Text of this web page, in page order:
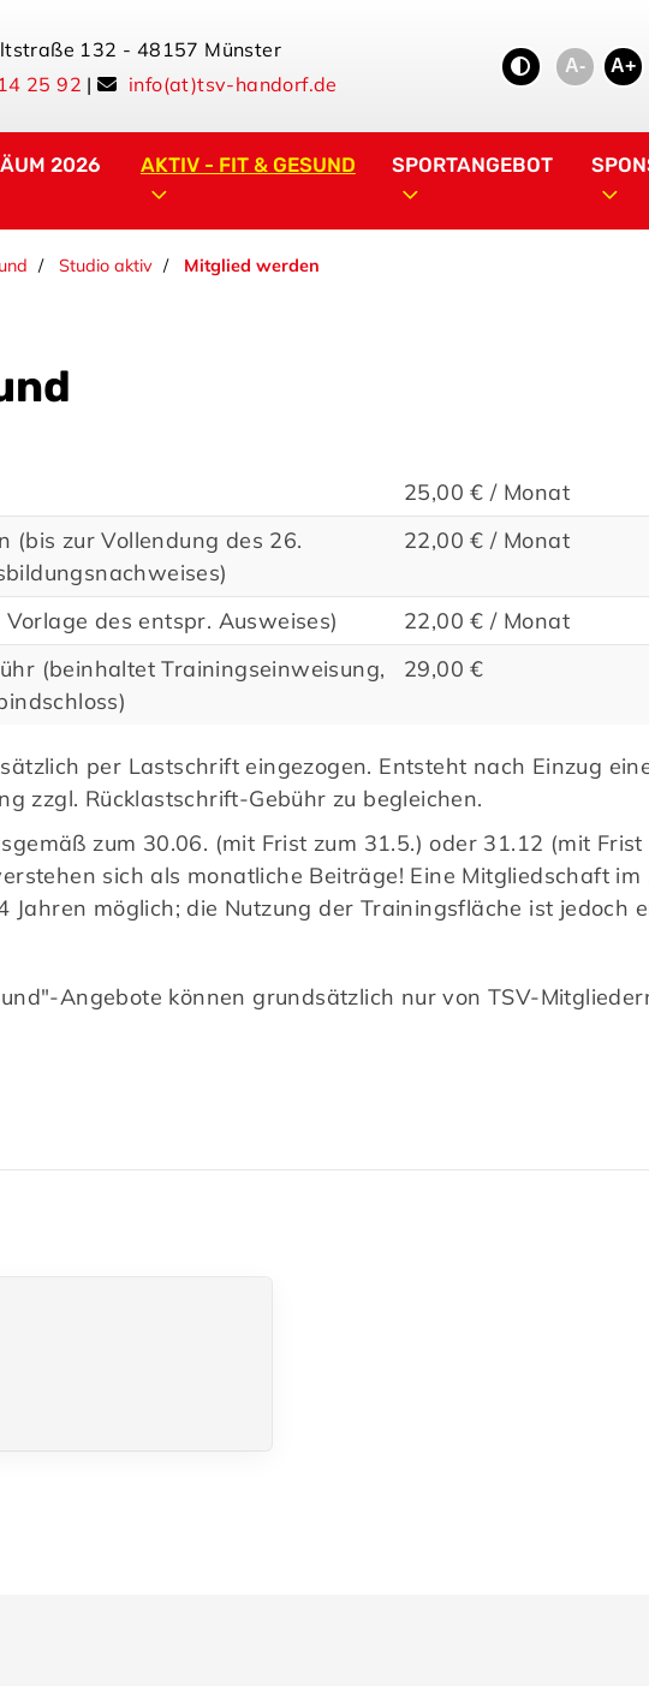
132 - 48157 Münster
25 92 | info(at)tsv-handorf.de
A- A+
2026 AKTIV - FIT & GESUND SPORTANGEBOT
Studio aktiv Mitglied werden
25,00 € / Monat
(bis zur Vollendung des 26.
22,00 € / Monat
des entspr. Ausweises)
22,00 € / Monat
(beinhaltet Trainingseinweisung,
29,00 €
per Lastschrift eingezogen. Entsteht nach Einzug
zzgl. Rücklastschrift-Gebühr zu begleichen.
zum 30.06. (mit Frist zum 31.5.) oder 31.12 (mit
sich als monatliche Beiträge! Eine Mitgliedschaft im
Jahren möglich; die Nutzung der Trainingsfläche ist jedoch
Angebote können grundsätzlich nur von TSV-
Sportangebot
Sportsuche
aktiv - fit & gesund
Mitglied werden
Sport Echo
Klubshop
Sponsoren